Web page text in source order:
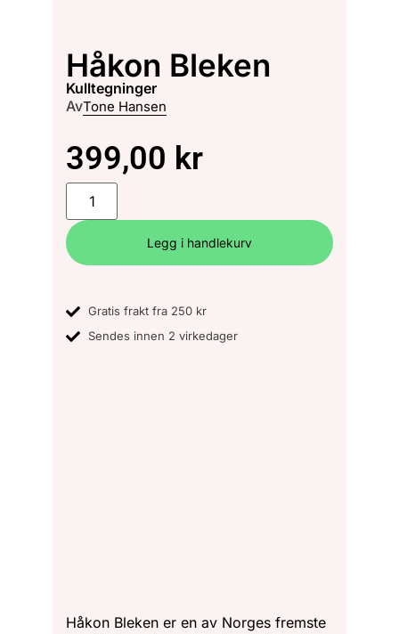
Håkon Bleken
kulltegninger
AvTone Hansen
399,00 kr
Legg i handlekurv
Gratis frakt fra 250 kr
Sendes innen 2 virkedager
Håkon Bleken er en av Norges fremste